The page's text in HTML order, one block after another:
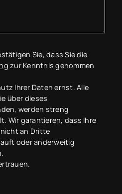
Sie, dass Sie die
zur Kenntnis genommen
Ihrer Daten ernst. Alle
über dieses
werden streng
Wir garantieren, dass Ihre
an Dritte
oder anderweitig